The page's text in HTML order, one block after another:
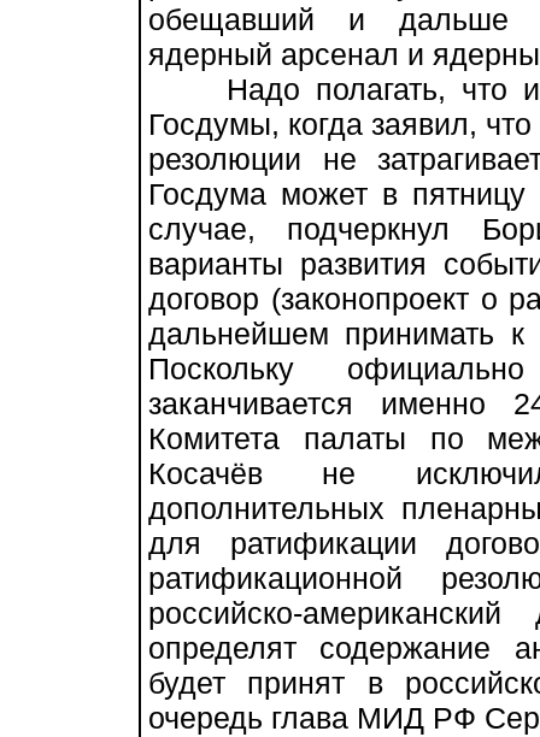
обещавший и дальше
ядерный арсенал и
Надо полагать, что
Госдумы, когда заявил,
резолюции не
Госдума может в пятницу
случае, подчеркнул
варианты развития
договор (законопроект о
дальнейшем принимать к
Поскольку
заканчивается именно
Комитета палаты по
Косачёв не
дополнительных
для ратификации
ратификационной
российско-
определят содержание
будет принят в
очередь глава МИД РФ